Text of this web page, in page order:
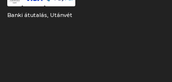
Banki átutalás, Utánvét